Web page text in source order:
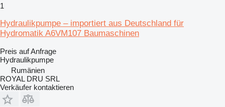
1
Hydraulikpumpe – importiert aus Deutschland für
Hydromatik A6VM107 Baumaschinen
Preis auf Anfrage
Hydraulikpumpe
Rumänien
ROYAL DRU SRL
Verkäufer kontaktieren